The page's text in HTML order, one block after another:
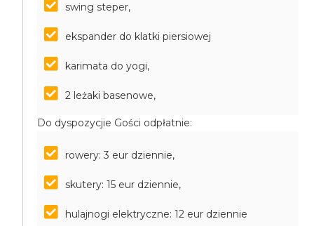
swing steper,
ekspander do klatki piersiowej
karimata do yogi,
2 leżaki basenowe,
Do dyspozycjie Gości odpłatnie:
rowery: 3 eur dziennie,
skutery: 15 eur dziennie,
hulajnogi elektryczne: 12 eur dziennie